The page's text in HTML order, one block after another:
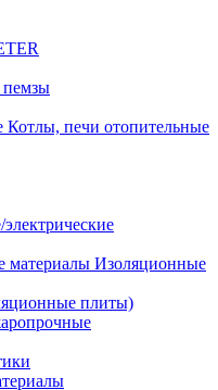
пемзы
Котлы, печи отопительные
Изоляционные
плиты)